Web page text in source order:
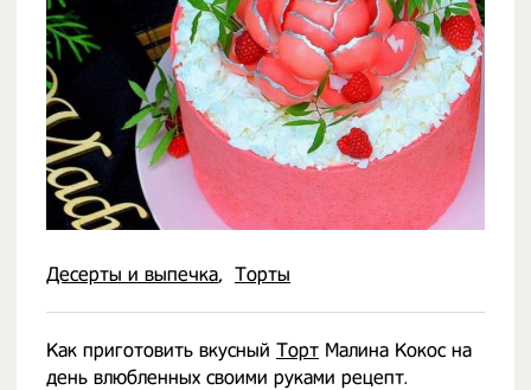
Десерты и выпечка Торты
Как приготовить вкусный Торт Малина Кокос на
день влюбленных своими руками рецепт.